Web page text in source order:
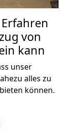
von
kann
unser
alles zu
können.